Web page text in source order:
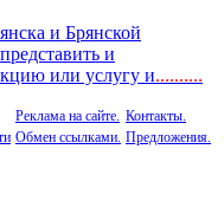
и Брянской
и
или услугу и..........
Реклама на сайте.
Обмен ссылками.
Контакты.
Предложения.